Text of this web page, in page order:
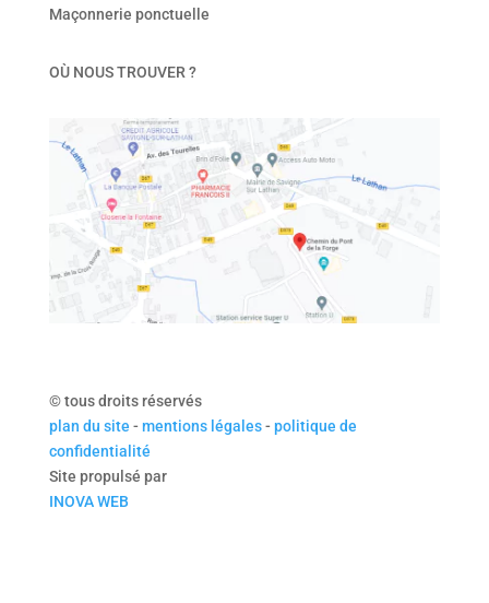
Maçonnerie ponctuelle
OÙ NOUS TROUVER ?
© tous droits réservés
plan du site -mentions légales-politique de
confidentialité
Site propulsé par
INOVA WEB